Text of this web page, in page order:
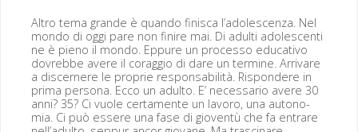
Altro tema grande è quan­do finis­ca l’adolescenza. Nel
mon­do di oggi pare non finire mai. Di adul­ti ado­les­cen­ti
ne è pieno il mon­do. Eppure un proces­so educa­ti­vo
dovrebbe avere il cor­ag­gio di dare un ter­mine. Arrivare
a dis­cernere le pro­prie respon­s­abil­ità. Rispon­dere in
pri­ma per­sona. Ecco un adul­to. E’ nec­es­sario avere 30
anni? 35? Ci vuole cer­ta­mente un lavoro, una autono­
mia. Ci può essere una fase di gioven­tù che fa entrare